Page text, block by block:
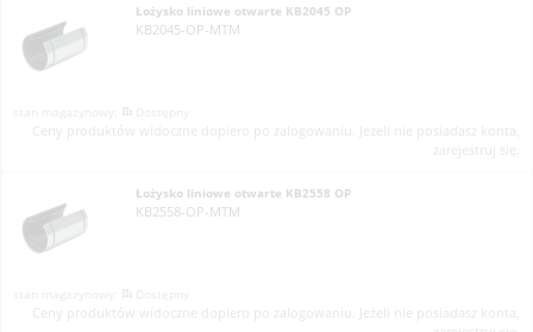
Łożysko liniowe otwarte KB2045 OP
KB2045-OP-MTM
Ceny produktów widoczne dopiero po zalogowaniu. Jeżeli nie posiadasz konta,
zarejestruj się.
Łożysko liniowe otwarte KB2558 OP
KB2558-OP-MTM
Ceny produktów widoczne dopiero po zalogowaniu. Jeżeli nie posiadasz konta,